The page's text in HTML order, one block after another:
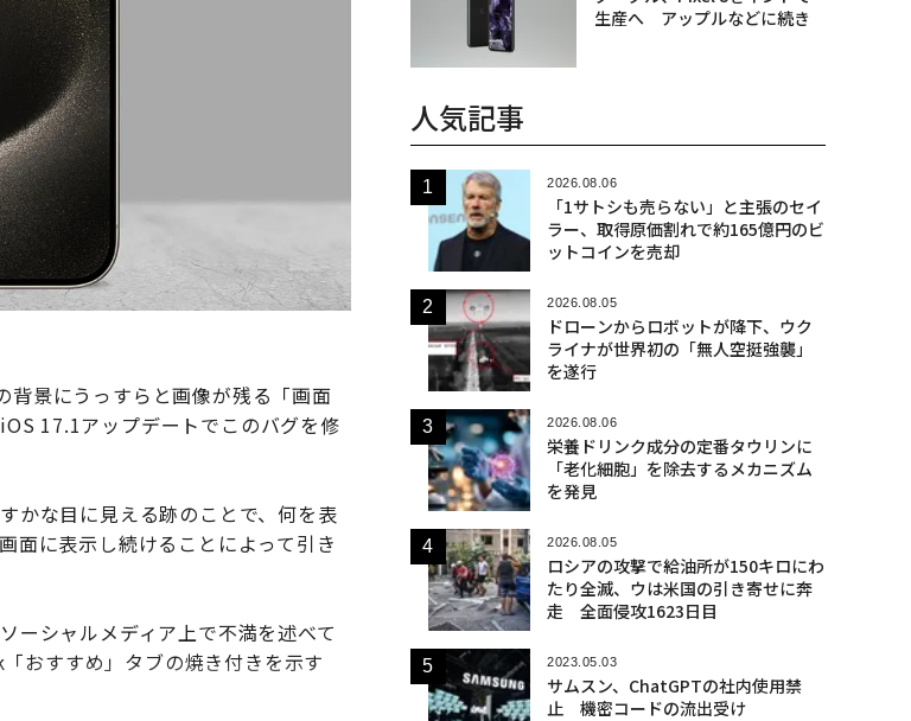
景にうっすらと画像が残る「画面
17.1アップデートでこのバグを修
かな目に見える跡のことで、何を表
面に表示し続けることによって引き
ーシャルメディア上で不満を述べて
おすすめ」タブの焼き付きを示す
生産へ アップルなどに続き
人気記事
2026.08.06
「1サトシも売らない」と主張のセイ
ラー、取得原価割れで約165億円のビ
ットコインを売却
2026.08.05
ドローンからロボットが降下、ウク
ライナが世界初の「無人空挺強襲」
を遂行
2026.08.06
栄養ドリンク成分の定番タウリンに
「老化細胞」を除去するメカニズム
を発見
2026.08.05
ロシアの攻撃で給油所が150キロにわ
たり全滅、ウは米国の引き寄せに奔
走 全面侵攻1623日目
2023.05.03
サムスン、ChatGPTの社内使用禁
止 機密コードの流出受け